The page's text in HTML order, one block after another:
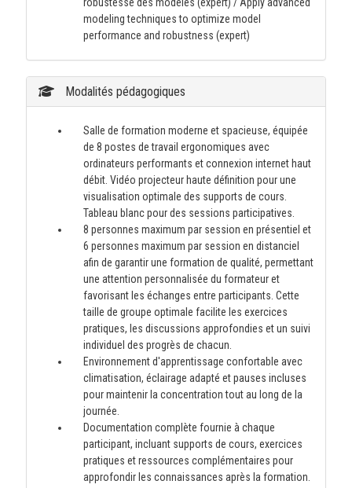
modeling techniques to optimize model
performance and robustness (expert)
Modalités pédagogiques
Salle de formation moderne et spacieuse, équipée
de 8 postes de travail ergonomiques avec
ordinateurs performants et connexion internet haut
débit. Vidéo projecteur haute définition pour une
visualisation optimale des supports de cours.
Tableau blanc pour des sessions participatives.
8 personnes maximum par session en présentiel et
6 personnes maximum par session en distanciel
afin de garantir une formation de qualité, permettant
une attention personnalisée du formateur et
favorisant les échanges entre participants. Cette
taille de groupe optimale facilite les exercices
pratiques, les discussions approfondies et un suivi
individuel des progrès de chacun.
Environnement d'apprentissage confortable avec
climatisation, éclairage adapté et pauses incluses
pour maintenir la concentration tout au long de la
journée.
Documentation complète fournie à chaque
participant, incluant supports de cours, exercices
pratiques et ressources complémentaires pour
approfondir les connaissances après la formation.